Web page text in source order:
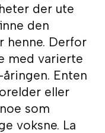
der ute
den
henne. Derfor
med varierte
Enten
eller
som
voksne. La